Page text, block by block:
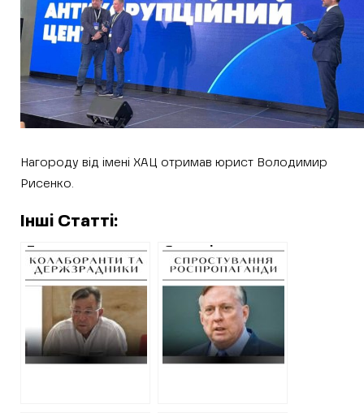
Нагороду від імені ХАЦ отримав юрист Володимир
Рисенко.
Інші Статті:
Так званому
заступнику
голови
окупаційної влади
на Харківщині
оголосили третю
підозру: наказав
Як росіяни
використовують
“агентів впливу”
для просування
наративу щодо
“оточення
Харкова”